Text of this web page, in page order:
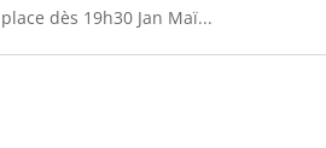
place dès 19h30 Jan Maï...